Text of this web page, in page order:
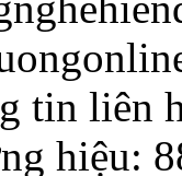
tin liên
hiệu: